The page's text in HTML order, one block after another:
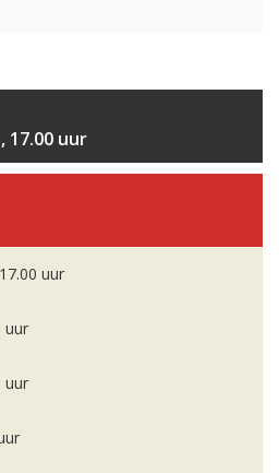
17.00 uur
uur
uur
uur